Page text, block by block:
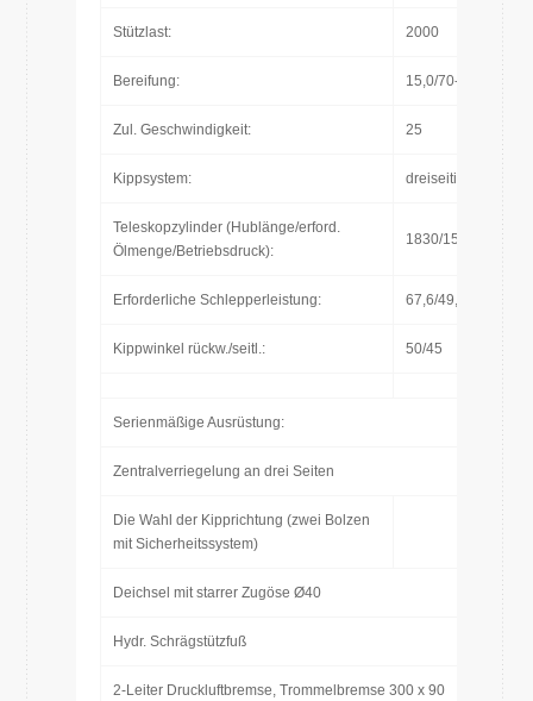
Stützlast: 2000
Bereifung: 15,0/70-18
Zul. Geschwindigkeit: 25
Kippsystem: dreiseitig
Teleskopzylinder (Hublänge/erford.
Ölmenge/Betriebsdruck):
1830/15L/200bar
Erforderliche Schlepperleistung: 67,6/49,7
Kippwinkel rückw./seitl.: 50/45
Serienmäßige Ausrüstung:
Zentralverriegelung an drei Seiten
Die Wahl der Kipprichtung (zwei Bolzen
mit Sicherheitssystem)
Deichsel mit starrer Zugöse Ø40
Hydr. Schrägstützfuß
2-Leiter Druckluftbremse, Trommelbremse 300 x 90